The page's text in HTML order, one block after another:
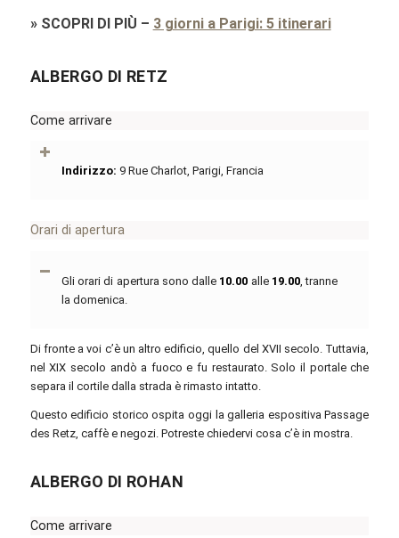
» SCOPRI DI PIÙ – 3 giorni a Parigi: 5 itinerari
ALBERGO DI RETZ
Come arrivare
Indirizzo: 9 Rue Charlot, Parigi, Francia
Orari di apertura
Gli orari di apertura sono dalle 10.00 alle 19.00 , tranne
la domenica.
Di fronte a voi c’è un altro edificio, quello del XVII secolo. Tuttavia,
nel XIX secolo andò a fuoco e fu restaurato. Solo il portale che
separa il cortile dalla strada è rimasto intatto.
Questo edificio storico ospita oggi la galleria espositiva Passage
des Retz, caffè e negozi. Potreste chiedervi cosa c’è in mostra.
ALBERGO DI ROHAN
Come arrivare